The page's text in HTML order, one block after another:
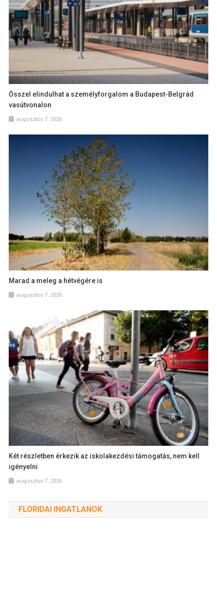
Ősszel elindulhat a személyforgalom a Budapest-Belgrád
vasútvonalon
augusztus 7, 2026
Marad a meleg a hétvégére is
augusztus 7, 2026
Két részletben érkezik az iskolakezdési támogatás, nem kell
igényelni
augusztus 7, 2026
FLORIDAI INGATLANOK